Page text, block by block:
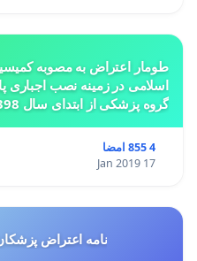
طومار اعتراض به مصوبه
اسلامی در زمینه نصب اجباری
4 855 امضا
17 Jan 2019
نامه اعتراض